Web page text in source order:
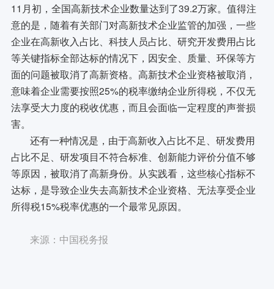
11月初，全国高新技术企业数量达到了39.2万家。值得注
意的是，随着有关部门对高新技术企业监管的加强，一些
企业在高新收入占比、科技人员占比、研究开发费用占比
等关键指标全部达标的情况下，因安全、质量、环保等方
面的问题被取消了高新资格。高新技术企业资格被取消，
意味着企业需要按照25%的税率缴纳企业所得税，不仅无
法享受大力度的税收优惠，而且会面临一定程度的声誉损
害。
还有一种情况是，由于高新收入占比不足、研发费用
占比不足、研发项目不符合标准、创新能力评价分值不够
等原因，被取消了高新身份。从实践看，这些核心指标不
达标，是导致企业失去高新技术企业资格、无法享受企业
所得税15%税率优惠的一个最常见原因。
来源：中国税务报